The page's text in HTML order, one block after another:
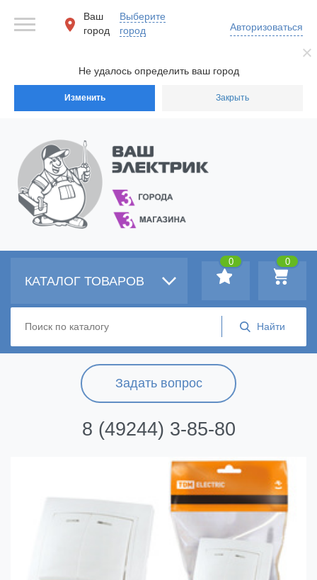
Не удалось определить ваш город
Изменить Закрыть
Ваш
город
Выберите
город
Авторизоваться
Задать вопрос
8 (49244) 3-85-80
КАТАЛОГ ТОВАРОВ
0
0